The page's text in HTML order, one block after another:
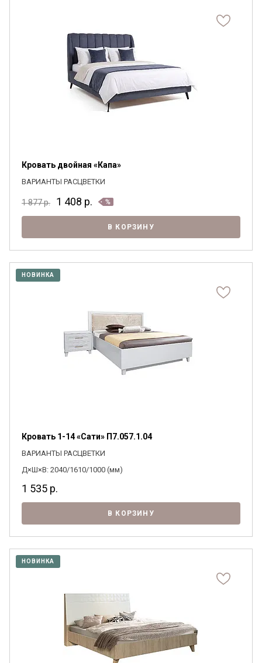
Кровать двойная «Капа»
ВАРИАНТЫ РАСЦВЕТКИ
1 877р. 1 408 р.
В КОРЗИНУ
НОВИНКА
Кровать 1-14 «Сати» П7.057.1.04
ВАРИАНТЫ РАСЦВЕТКИ
Д×Ш×В: 2040/1610/1000 (мм)
1 535 р.
В КОРЗИНУ
НОВИНКА